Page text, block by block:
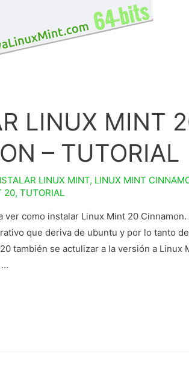
LINUX MINT
– TUTORIAL
LINUX MINT, LINUX MINT
20,TUTORIAL
ver como instalar Linux Mint 20
que deriva de ubuntu y por lo tanto
también se actulizar a la versión a Linux
…